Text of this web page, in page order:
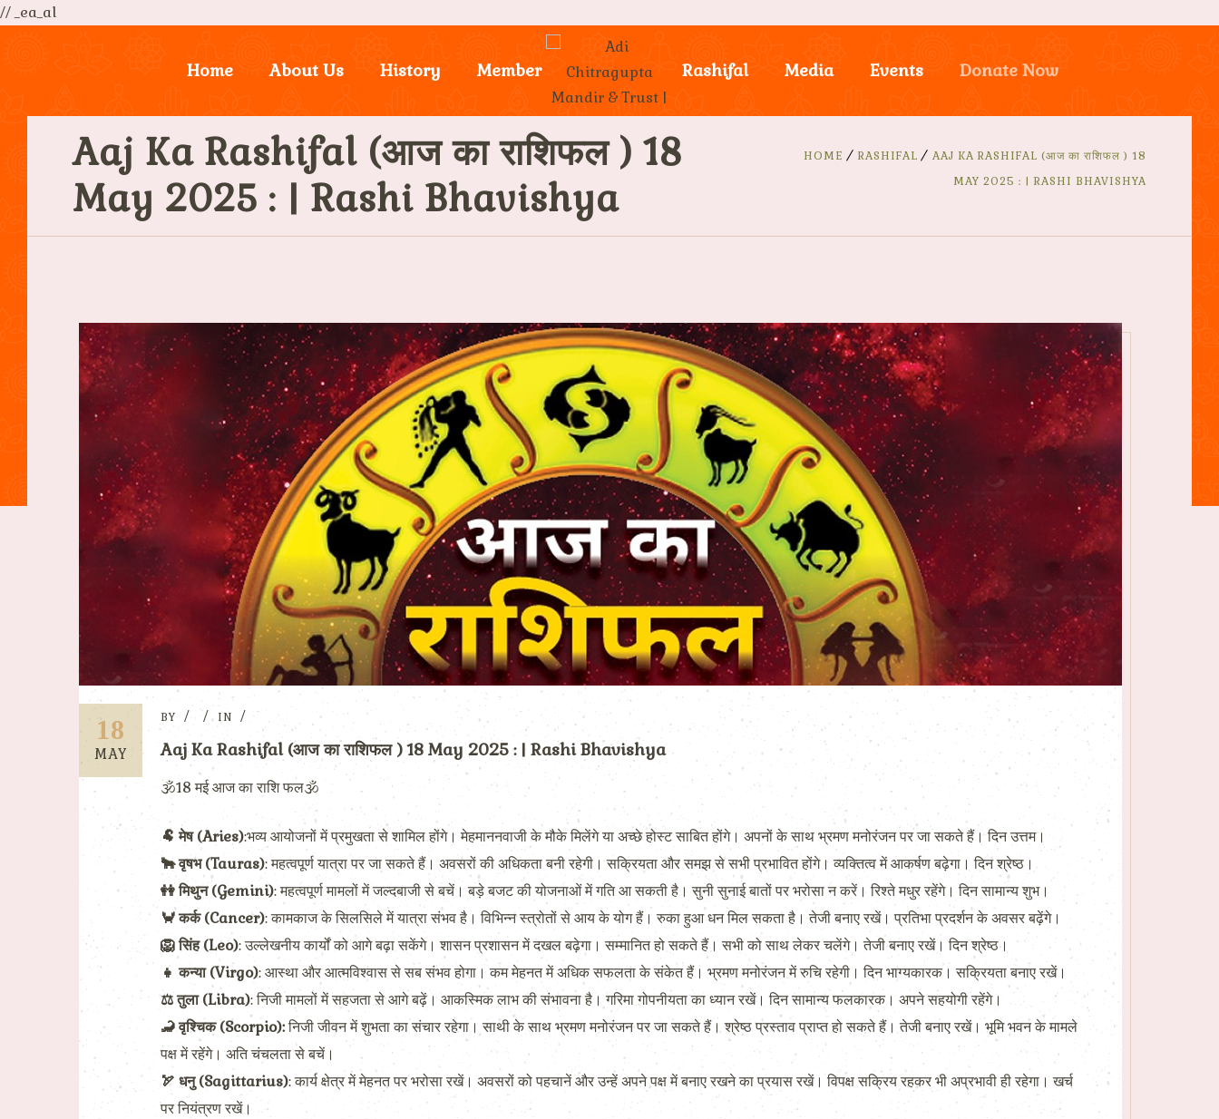
// _ea_al
Home About Us History Member Rashifal Media Events Donate Now
Aaj Ka Rashifal (आज का राशिफल ) 18
May 2025 : | Rashi Bhavishya
HOME RASHIFAL
AAJ KA RASHIFAL (आज का राशिफल ) 18
MAY 2025 : | RASHI BHAVISHYA
18
MAY
BY IN
Aaj Ka Rashifal (आज का राशिफल ) 18 May 2025 : | Rashi Bhavishya
🕉️18 मई आज का राशि फल🕉️
🐏 मेष (Aries):भव्य आयोजनों में प्रमुखता से शामिल होंगे। मेहमाननवाजी के मौके मिलेंगे या अच्छे होस्ट साबित होंगे। अपनों के साथ भ्रमण मनोरंजन पर जा सकते हैं। दिन उत्तम।
🐂 वृषभ (Tauras): महत्वपूर्ण यात्रा पर जा सकते हैं। अवसरों की अधिकता बनी रहेगी। सक्रियता और समझ से सभी प्रभावित होंगे। व्यक्तित्व में आकर्षण बढ़ेगा। दिन श्रेष्ठ।
👭 मिथुन (Gemini): महत्वपूर्ण मामलों में जल्दबाजी से बचें। बड़े बजट की योजनाओं में गति आ सकती है। सुनी सुनाई बातों पर भरोसा न करें। रिश्ते मधुर रहेंगे। दिन सामान्य शुभ।
🦀 कर्क (Cancer): कामकाज के सिलसिले में यात्रा संभव है। विभिन्न स्त्रोतों से आय के योग हैं। रुका हुआ धन मिल सकता है। तेजी बनाए रखें। प्रतिभा प्रदर्शन के अवसर बढ़ेंगे।
🦁 सिंह (Leo): उल्लेखनीय कार्यों को आगे बढ़ा सकेंगे। शासन प्रशासन में दखल बढ़ेगा। सम्मानित हो सकते हैं। सभी को साथ लेकर चलेंगे। तेजी बनाए रखें। दिन श्रेष्ठ।
👧 कन्या (Virgo): आस्था और आत्मविश्वास से सब संभव होगा। कम मेहनत में अधिक सफलता के संकेत हैं। भ्रमण मनोरंजन में रुचि रहेगी। दिन भाग्यकारक। सक्रियता बनाए रखें।
⚖ तुला (Libra): निजी मामलों में सहजता से आगे बढ़ें। आकस्मिक लाभ की संभावना है। गरिमा गोपनीयता का ध्यान रखें। दिन सामान्य फलकारक। अपने सहयोगी रहेंगे।
🦂 वृश्चिक (Scorpio):निजी जीवन में शुभता का संचार रहेगा। साथी के साथ भ्रमण मनोरंजन पर जा सकते हैं। श्रेष्ठ प्रस्ताव प्राप्त हो सकते हैं। तेजी बनाए रखें। भूमि भवन के मामले
पक्ष में रहेंगे। अति चंचलता से बचें।
🏹 धनु (Sagittarius): कार्य क्षेत्र में मेहनत पर भरोसा रखें। अवसरों को पहचानें और उन्हें अपने पक्ष में बनाए रखने का प्रयास रखें। विपक्ष सक्रिय रहकर भी अप्रभावी ही रहेगा। खर्च
पर नियंत्रण रखें।